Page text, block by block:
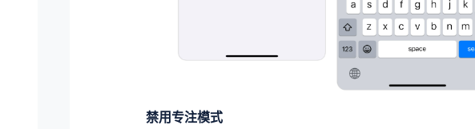
禁用专注模式